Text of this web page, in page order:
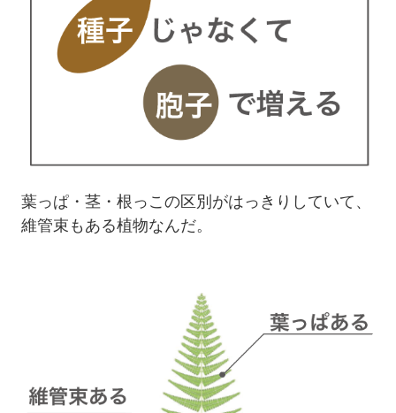
葉っぱ・茎・根っこの区別がはっきりしていて、
維管束もある植物なんだ。